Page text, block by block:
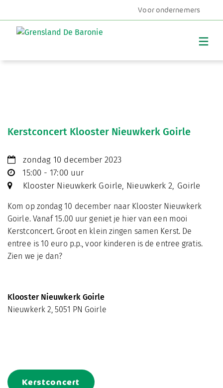
Voor ondernemers
Kerstconcert Klooster Nieuwkerk Goirle
zondag 10 december 2023
15:00 - 17:00 uur
Klooster Nieuwkerk Goirle, Nieuwkerk 2, Goirle
Kom op zondag 10 december naar Klooster Nieuwkerk
Goirle. Vanaf 15.00 uur geniet je hier van een mooi
Kerstconcert. Groot en klein zingen samen Kerst. De
entree is 10 euro p.p., voor kinderen is de entree gratis.
Zien we je dan?
Klooster Nieuwkerk Goirle
Nieuwkerk 2, 5051 PN Goirle
Kerstconcert